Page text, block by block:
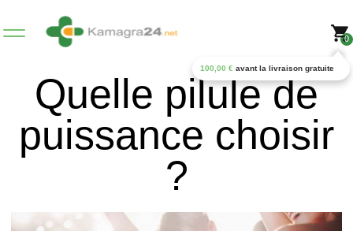
0
100,00 € avant la livraison gratuite
Quelle pilule de
puissance choisir
?